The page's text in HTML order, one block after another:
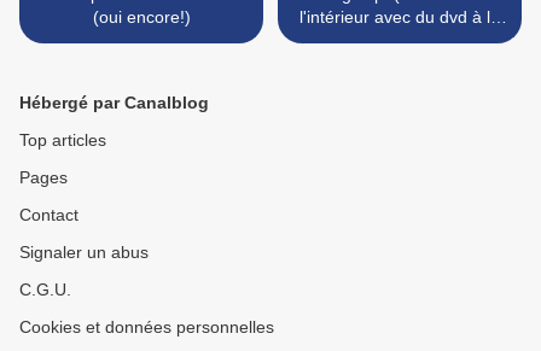
(oui encore!)
l'intérieur avec du dvd à la
clé!) >
Hébergé par Canalblog
Top articles
Pages
Contact
Signaler un abus
C.G.U.
Cookies et données personnelles